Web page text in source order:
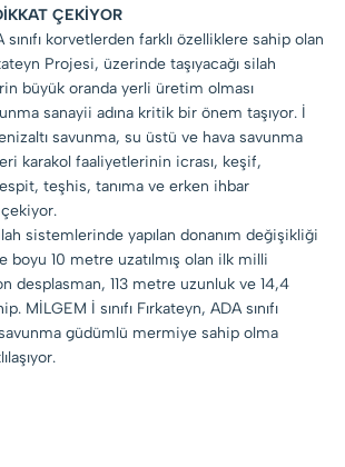
ÇEKİYOR
sınıfı korvetlerden farklı özelliklere sahip olan
Projesi, üzerinde taşıyacağı silah
büyük oranda yerli üretim olması
sanayii adına kritik bir önem taşıyor. İ
savunma, su üstü ve hava savunma
karakol faaliyetlerinin icrası, keşif,
teşhis, tanıma ve erken ihbar
sistemlerinde yapılan donanım değişikliği
boyu 10 metre uzatılmış olan ilk milli
desplasman, 113 metre uzunluk ve 14,4
MİLGEM İ sınıfı Fırkateyn, ADA sınıfı
güdümlü mermiye sahip olma